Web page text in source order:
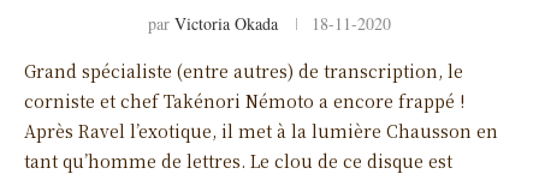
par Victoria Okada 18-11-2020
Grand spécialiste (entre autres) de transcription, le
corniste et chef Takénori Némoto a encore frappé !
Après Ravel l’exotique, il met à la lumière Chausson en
tant qu’homme de lettres. Le clou de ce disque est